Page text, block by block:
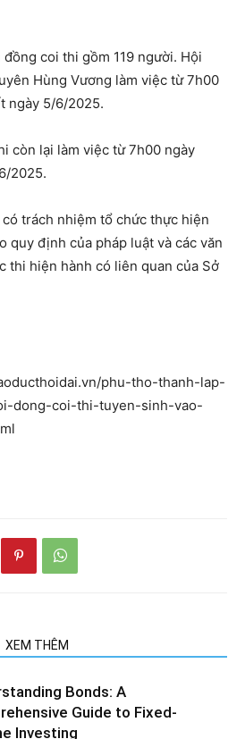
coi thi gồm 119 người. Hội
Hùng Vương làm việc từ 7h00
ngày 5/6/2025.
còn lại làm việc từ 7h00 ngày
2025.
trách nhiệm tổ chức thực hiện
quy định của pháp luật và các văn
thi hiện hành có liên quan của Sở
phu-tho-thanh-lap-
dong-coi-thi-tuyen-sinh-vao-
XEM THÊM
Bonds: A
Guide to Fixed-
Investing